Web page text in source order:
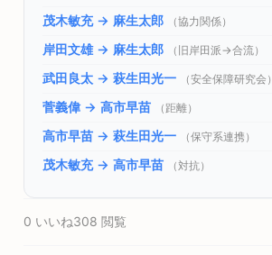
茂木敏充 → 麻生太郎 （協力関係）
岸田文雄 → 麻生太郎 （旧岸田派→合流）
武田良太 → 萩生田光一 （安全保障研究会）
菅義偉 → 高市早苗 （距離）
高市早苗 → 萩生田光一 （保守系連携）
茂木敏充 → 高市早苗 （対抗）
0 いいね308 閲覧